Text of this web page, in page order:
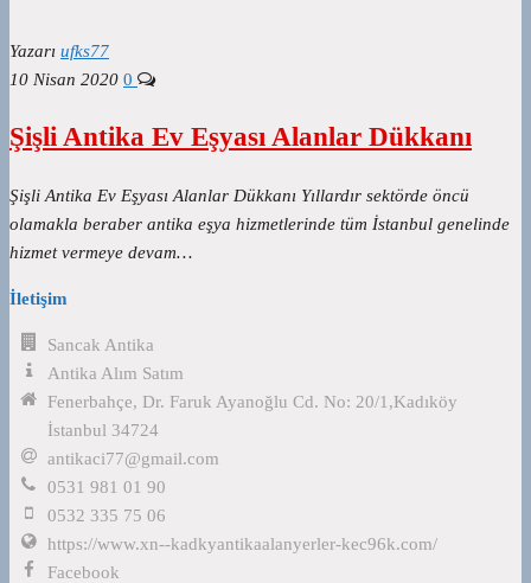
Yazarı ufks77
10 Nisan 2020 0
Şişli Antika Ev Eşyası Alanlar Dükkanı
Şişli Antika Ev Eşyası Alanlar Dükkanı Yıllardır sektörde öncü
olamakla beraber antika eşya hizmetlerinde tüm İstanbul genelinde
hizmet vermeye devam…
İletişim
Sancak Antika
Antika Alım Satım
Fenerbahçe, Dr. Faruk Ayanoğlu Cd. No: 20/1,Kadıköy
İstanbul 34724
antikaci77@gmail.com
0531 981 01 90
0532 335 75 06
https://www.xn--kadkyantikaalanyerler-kec96k.com/
Facebook